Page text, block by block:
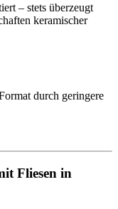
– stets überzeugt
keramischer
durch geringere
Fliesen in